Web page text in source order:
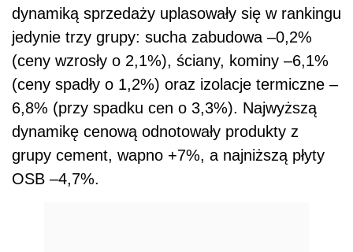
dynamiką sprzedaży uplasowały się w rankingu
jedynie trzy grupy: sucha zabudowa –0,2%
(ceny wzrosły o 2,1%), ściany, kominy –6,1%
(ceny spadły o 1,2%) oraz izolacje termiczne –
6,8% (przy spadku cen o 3,3%). Najwyższą
dynamikę cenową odnotowały produkty z
grupy cement, wapno +7%, a najniższą płyty
OSB –4,7%.